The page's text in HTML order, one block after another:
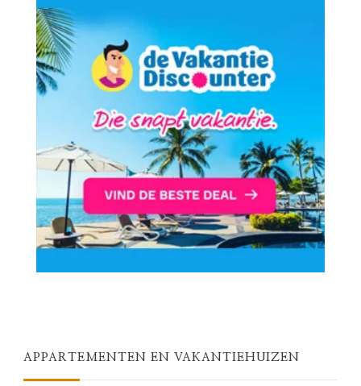
APPARTEMENTEN EN VAKANTIEHUIZEN